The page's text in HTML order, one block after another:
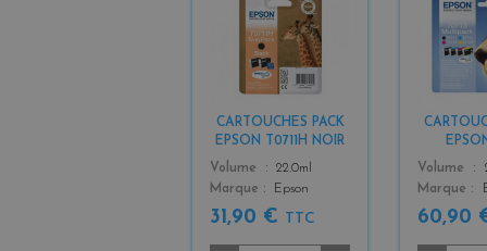
CARTOUCHES PACK
EPSON T0711H NOIR
Color
Volume
22.0ml
Marque
Epson
31,90 € TTC
Color
Volume
Marque
60,90